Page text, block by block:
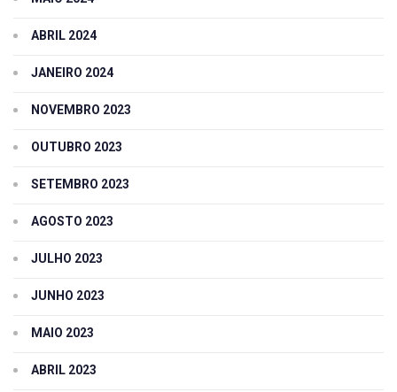
ABRIL 2024
JANEIRO 2024
NOVEMBRO 2023
OUTUBRO 2023
SETEMBRO 2023
AGOSTO 2023
JULHO 2023
JUNHO 2023
MAIO 2023
ABRIL 2023